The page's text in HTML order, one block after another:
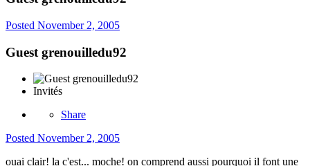
Posted November 2, 2005
Guest grenouilledu92
Invités
Share
Posted November 2, 2005
ouai clair! la c'est... moche! on comprend aussi pourquoi il font une